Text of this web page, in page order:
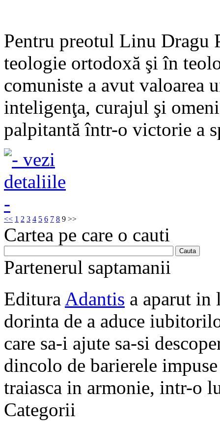
Pentru preotul Linu Dragu
teologie ortodoxă şi în
comuniste a avut valoarea
inteligenţa, curajul şi
palpitantă într-o victorie a
<< 1 2 3 4 5 6 7 8 9 >>
Cartea pe care o cauti
Partenerul saptamanii
Editura Adantis a aparut in
dorinta de a aduce
care sa-i ajute sa-si
dincolo de barierele
traiasca in armonie, intr-o
Categorii